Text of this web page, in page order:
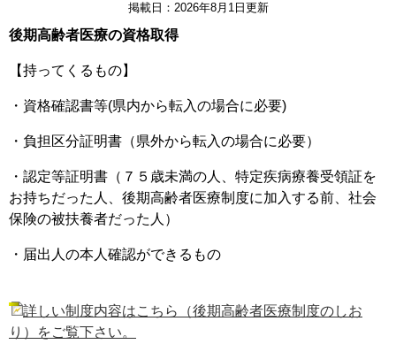
掲載日：2026年8月1日更新
後期高齢者医療の資格取得
【持ってくるもの】
・資格確認書等(県内から転入の場合に必要)
・負担区分証明書（県外から転入の場合に必要）
・認定等証明書（７５歳未満の人、特定疾病療養受領証を
お持ちだった人、後期高齢者医療制度に加入する前、社会
保険の被扶養者だった人）​
・届出人の本人確認ができるもの
詳しい制度内容はこちら（後期高齢者医療制度のしお
り）をご覧下さい。